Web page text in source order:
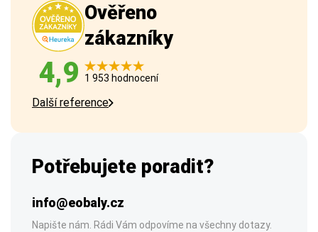
Ověřeno
zákazníky
4,9 1 953 hodnocení
Další reference
Potřebujete poradit?
info@eobaly.cz
Napište nám. Rádi Vám odpovíme na všechny dotazy.